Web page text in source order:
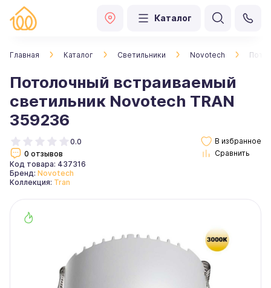
Каталог
Главная Каталог Светильники Novotech
Потолочный встраиваемый
светильник Novotech TRAN
359236
0.0
0 отзывов
Код товара: 437316
Бренд: Novotech
Коллекция: Tran